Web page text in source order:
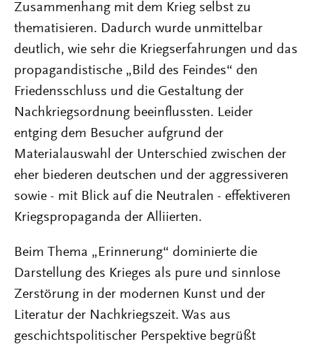
Zusammenhang mit dem Krieg selbst zu
thematisieren. Dadurch wurde unmittelbar
deutlich, wie sehr die Kriegserfahrungen und das
propagandistische „Bild des Feindes“ den
Friedensschluss und die Gestaltung der
Nachkriegsordnung beeinflussten. Leider
entging dem Besucher aufgrund der
Materialauswahl der Unterschied zwischen der
eher biederen deutschen und der aggressiveren
sowie - mit Blick auf die Neutralen - effektiveren
Kriegspropaganda der Alliierten.
Beim Thema „Erinnerung“ dominierte die
Darstellung des Krieges als pure und sinnlose
Zerstörung in der modernen Kunst und der
Literatur der Nachkriegszeit. Was aus
geschichtspolitischer Perspektive begrüßt